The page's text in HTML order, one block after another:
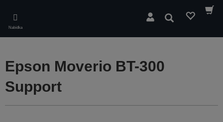
main
content
Nabídka
Hledat
Epson Moverio BT-300
Support